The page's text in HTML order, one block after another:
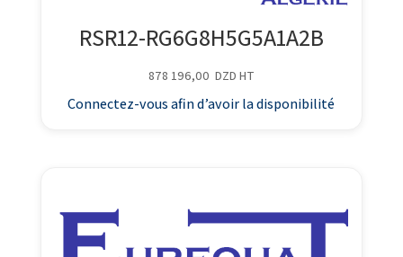
RSR12-RG6G8H5G5A1A2B
878 196,00 DZD HT
Connectez-vous afin d’avoir la disponibilité